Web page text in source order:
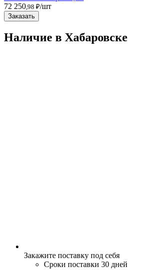
72 250 ,98 ₽/шт
Заказать
Наличие в Хабаровскe
Закажите поставку под себя
Сроки поставки 30 дней